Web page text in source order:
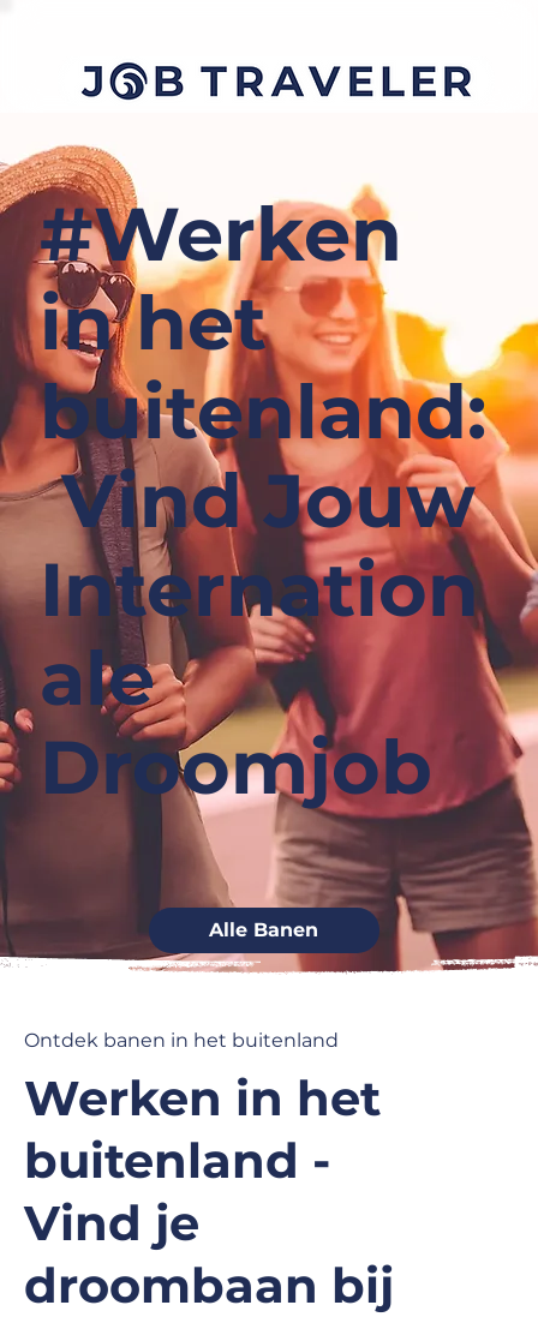
#Werken
in het
buitenland:
Vind Jouw
Internation
ale
Droomjob
Alle Banen
Ontdek banen in het buitenland
Werken in het
buitenland -
Vind je
droombaan bij